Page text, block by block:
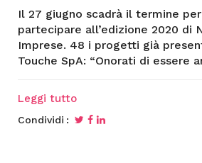
Il 27 giugno scadrà il termine
partecipare all’edizione 2020 di
Imprese. 48 i progetti già
Touche SpA: “Onorati di essere
Leggi tutto
Condividi